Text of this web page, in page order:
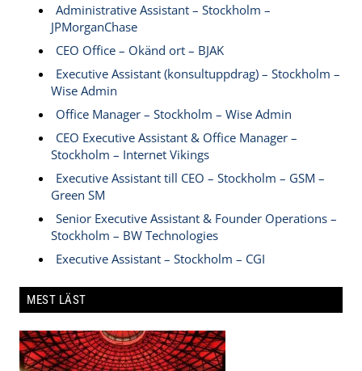
Administrative Assistant – Stockholm –
JPMorganChase
CEO Office – Okänd ort – BJAK
Executive Assistant (konsultuppdrag) – Stockholm –
Wise Admin
Office Manager – Stockholm – Wise Admin
CEO Executive Assistant & Office Manager –
Stockholm – Internet Vikings
Executive Assistant till CEO – Stockholm – GSM –
Green SM
Senior Executive Assistant & Founder Operations –
Stockholm – BW Technologies
Executive Assistant – Stockholm – CGI
MEST LÄST